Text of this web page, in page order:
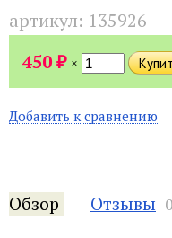
артикул: 135926
450₽ ×
Добавить к сравнению
Обзор Отзывы 0